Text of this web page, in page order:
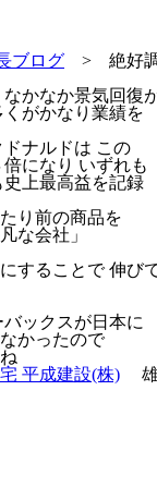
ブログ > 絶好
かなか景気回復
がかなり業績を
ナルドは この
になり いずれも
上最高益を記録
り前の商品を
な会社」
することで 伸び
ックスが日本に
かったので
平成建設(株) 雄